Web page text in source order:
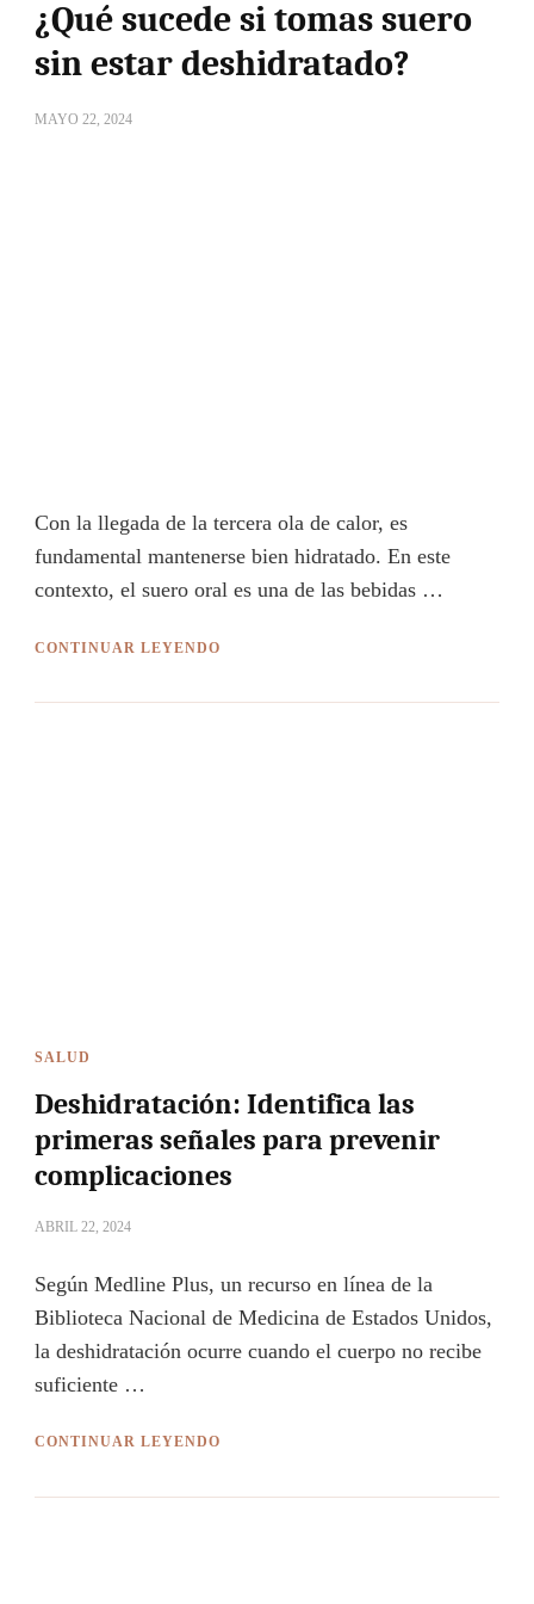
¿Qué sucede si tomas suero
sin estar deshidratado?
MAYO 22, 2024
Con la llegada de la tercera ola de calor, es
fundamental mantenerse bien hidratado. En este
contexto, el suero oral es una de las bebidas …
CONTINUAR LEYENDO
SALUD
Deshidratación: Identifica las
primeras señales para prevenir
complicaciones
ABRIL 22, 2024
Según Medline Plus, un recurso en línea de la
Biblioteca Nacional de Medicina de Estados Unidos,
la deshidratación ocurre cuando el cuerpo no recibe
suficiente …
CONTINUAR LEYENDO